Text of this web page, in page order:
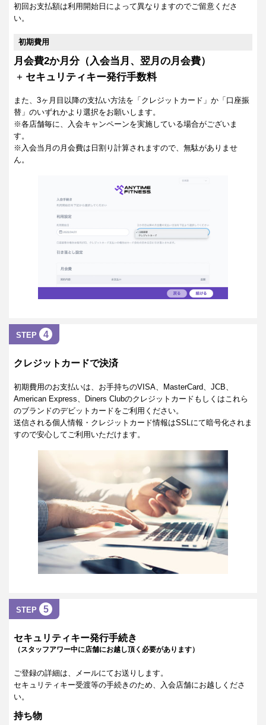
初回お支払額は利用開始日によって異なりますのでご留意くださ
い。
初期費用
月会費2か月分（入会当月、翌月の月会費）
+ セキュリティキー発行手数料
また、3ヶ月目以降の支払い方法を「クレジットカード」か「口座振
替」のいずれかより選択をお願いします。
※各店舗毎に、入会キャンペーンを実施している場合がございま
す。
※入会当月の月会費は日割り計算されますので、無駄がありませ
ん。
STEP 4
クレジットカードで決済
初期費用のお支払いは、お手持ちのVISA、MasterCard、JCB、
American Express、Diners Clubのクレジットカードもしくはこれら
のブランドのデビットカードをご利用ください。
送信される個人情報・クレジットカード情報はSSLにて暗号化されま
すので安心してご利用いただけます。
STEP 5
セキュリティキー発行手続き
（スタッフアワー中に店舗にお越し頂く必要があります）
ご登録の詳細は、メールにてお送りします。
セキュリティキー受渡等の手続きのため、入会店舗にお越しくださ
い。
持ち物